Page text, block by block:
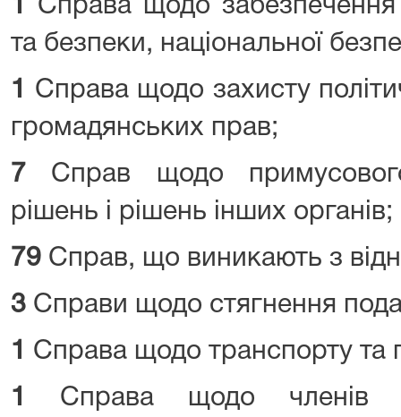
1
Справа щодо
та безпеки, національної
1
Справа щодо захисту
громадянських прав;
7 Справ щодо
рішень і рішень інших органів;
79 Справ, що виникають з
3 Справи щодо стягнення
1
Справа щодо транспорту та
1
Справа щодо членів